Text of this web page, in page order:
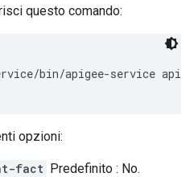
questo comando:
bin/apigee-service
opzioni:
fact Predefinito : No.